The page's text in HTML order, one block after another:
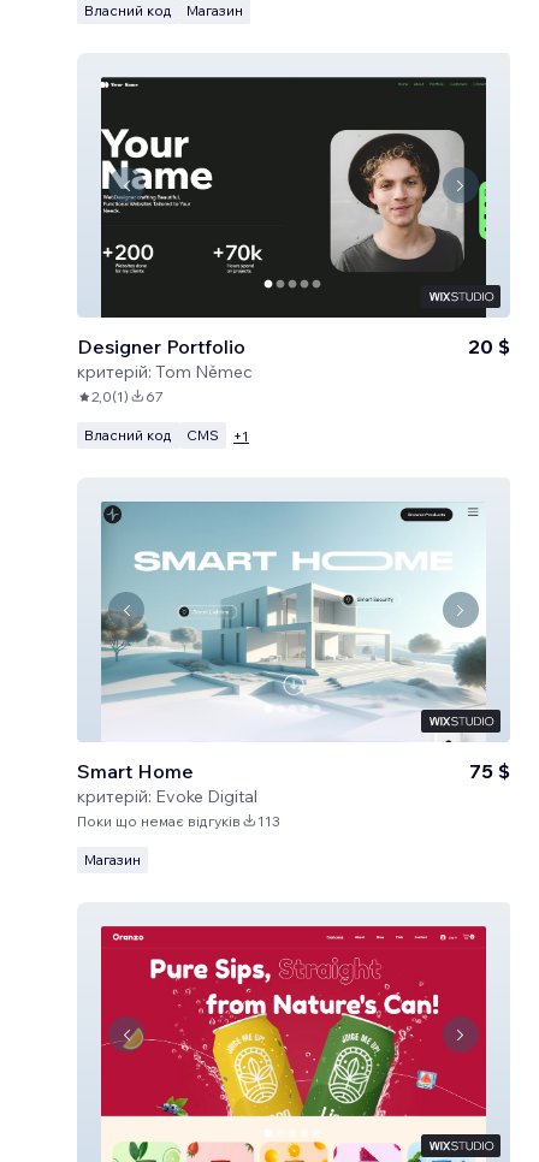
Власний код Магазин
Designer Portfolio
критерій: Tom Němec
20 $
2,0(1) 67
Власний код CMS +1
Smart Home
критерій: Evoke Digital
75 $
Поки що немає відгуків 113
Магазин